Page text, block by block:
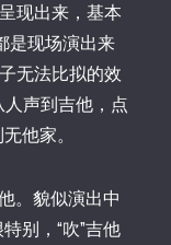
现出来，基本
是现场演出来
无法比拟的效
声到吉他，点
他家。
。貌似演出中
别，“吹”吉他